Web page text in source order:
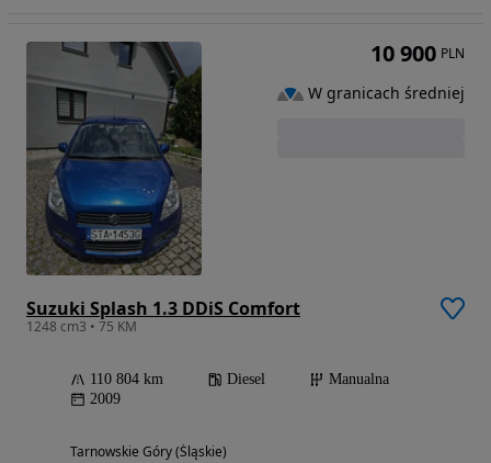
Suzuki Splash 1.3 DDiS Comfort
1248 cm3 • 75 KM
110 804 km Diesel
Manualna
2009
Tarnowskie Góry (Śląskie)
10 900 PLN
W granicach średniej